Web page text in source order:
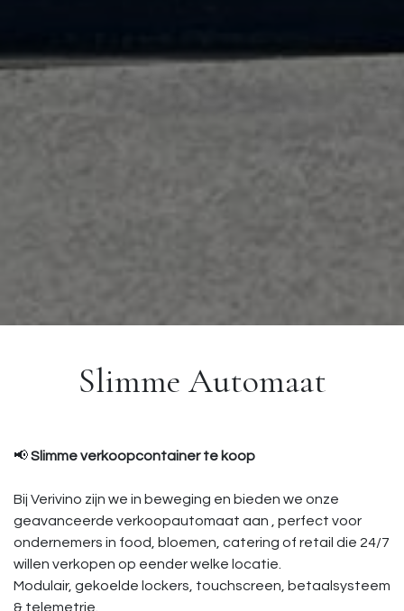
Slimme Automaat
📢Slimme verkoopcontainer te koop
Bij Verivino zijn we in beweging en bieden we onze
geavanceerde verkoopautomaat aan , perfect voor
ondernemers in food, bloemen, catering of retail die 24/7
willen verkopen op eender welke locatie.
Modulair, gekoelde lockers, touchscreen, betaalsysteem
& telemetrie.